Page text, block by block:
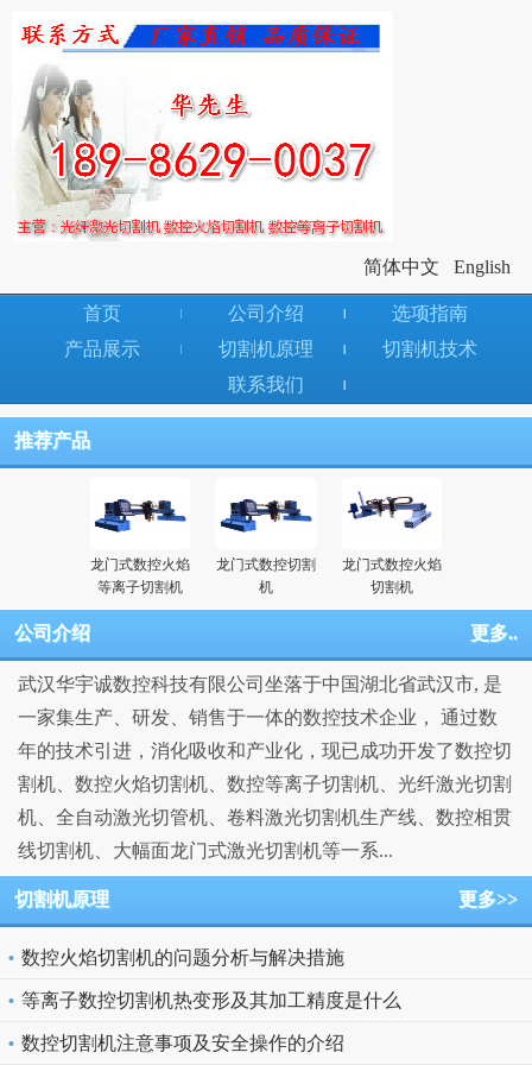
简体中文 English
首页 公司介绍
选项指南
产品展示
切割机原理
切割机技术
联系我们
推荐产品
龙门式数控火焰
等离子切割机
龙门式数控切割
机
龙门式数控火焰
切割机
公司介绍 更多..
武汉华宇诚数控科技有限公司坐落于中国湖北省武汉市, 是
一家集生产、研发、销售于一体的数控技术企业， 通过数
年的技术引进，消化吸收和产业化，现已成功开发了数控切
割机、数控火焰切割机、数控等离子切割机、光纤激光切割
机、全自动激光切管机、卷料激光切割机生产线、数控相贯
线切割机、大幅面龙门式激光切割机等一系...
切割机原理 更多>>
数控火焰切割机的问题分析与解决措施
等离子数控切割机热变形及其加工精度是什么
数控切割机注意事项及安全操作的介绍